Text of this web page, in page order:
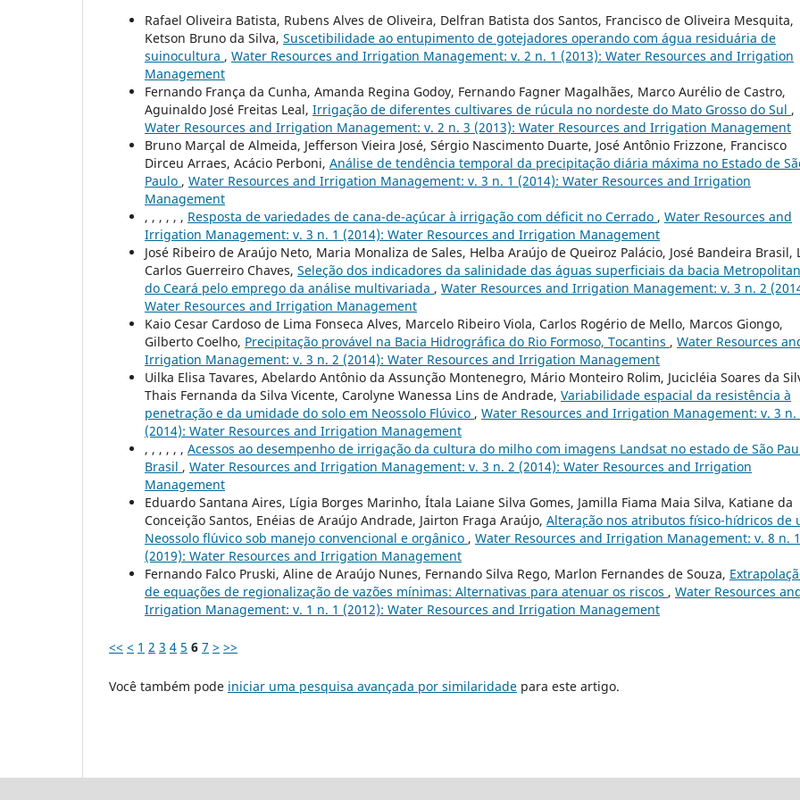
Rafael Oliveira Batista, Rubens Alves de Oliveira, Delfran Batista dos Santos, Francisco de Oliveira Mesquita,
Ketson Bruno da Silva, Suscetibilidade ao entupimento de gotejadores operando com água residuária de
suinocultura , Water Resources and Irrigation Management: v. 2 n. 1 (2013): Water Resources and Irrigation
Management
Fernando França da Cunha, Amanda Regina Godoy, Fernando Fagner Magalhães, Marco Aurélio de Castro,
Aguinaldo José Freitas Leal, Irrigação de diferentes cultivares de rúcula no nordeste do Mato Grosso do Sul ,
Water Resources and Irrigation Management: v. 2 n. 3 (2013): Water Resources and Irrigation Management
Bruno Marçal de Almeida, Jefferson Vieira José, Sérgio Nascimento Duarte, José Antônio Frizzone, Francisco
Dirceu Arraes, Acácio Perboni, Análise de tendência temporal da precipitação diária máxima no Estado de
Paulo , Water Resources and Irrigation Management: v. 3 n. 1 (2014): Water Resources and Irrigation
Management
, , , , , , Resposta de variedades de cana-de-açúcar à irrigação com déficit no Cerrado , Water Resources and
Irrigation Management: v. 3 n. 1 (2014): Water Resources and Irrigation Management
José Ribeiro de Araújo Neto, Maria Monaliza de Sales, Helba Araújo de Queiroz Palácio, José Bandeira Brasil,
Carlos Guerreiro Chaves, Seleção dos indicadores da salinidade das águas superficiais da bacia
do Ceará pelo emprego da análise multivariada , Water Resources and Irrigation Management: v. 3 n. 2
Water Resources and Irrigation Management
Kaio Cesar Cardoso de Lima Fonseca Alves, Marcelo Ribeiro Viola, Carlos Rogério de Mello, Marcos Giongo,
Gilberto Coelho, Precipitação provável na Bacia Hidrográfica do Rio Formoso, Tocantins , Water Resources
Irrigation Management: v. 3 n. 2 (2014): Water Resources and Irrigation Management
Uilka Elisa Tavares, Abelardo Antônio da Assunção Montenegro, Mário Monteiro Rolim, Jucicléia Soares da
Thais Fernanda da Silva Vicente, Carolyne Wanessa Lins de Andrade, Variabilidade espacial da resistência à
penetração e da umidade do solo em Neossolo Flúvico , Water Resources and Irrigation Management: v. 3 n.
(2014): Water Resources and Irrigation Management
, , , , , , Acessos ao desempenho de irrigação da cultura do milho com imagens Landsat no estado de São
Brasil , Water Resources and Irrigation Management: v. 3 n. 2 (2014): Water Resources and Irrigation
Management
Eduardo Santana Aires, Lígia Borges Marinho, Ítala Laiane Silva Gomes, Jamilla Fiama Maia Silva, Katiane da
Conceição Santos, Enéias de Araújo Andrade, Jairton Fraga Araújo, Altera¸c˜ao nos atributos f´ısico-h´ıdricos de
Neossolo fl´uvico sob manejo convencional e orgˆanico , Water Resources and Irrigation Management: v. 8 n.
(2019): Water Resources and Irrigation Management
Fernando Falco Pruski, Aline de Araújo Nunes, Fernando Silva Rego, Marlon Fernandes de Souza,
de equações de regionalização de vazões mínimas: Alternativas para atenuar os riscos , Water Resources
Irrigation Management: v. 1 n. 1 (2012): Water Resources and Irrigation Management
<< < 1 2 3 4 5 6 7 > >>
Você também pode iniciar uma pesquisa avançada por similaridade para este artigo.